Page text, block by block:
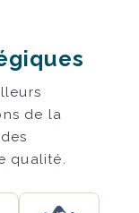
de la
qualité.